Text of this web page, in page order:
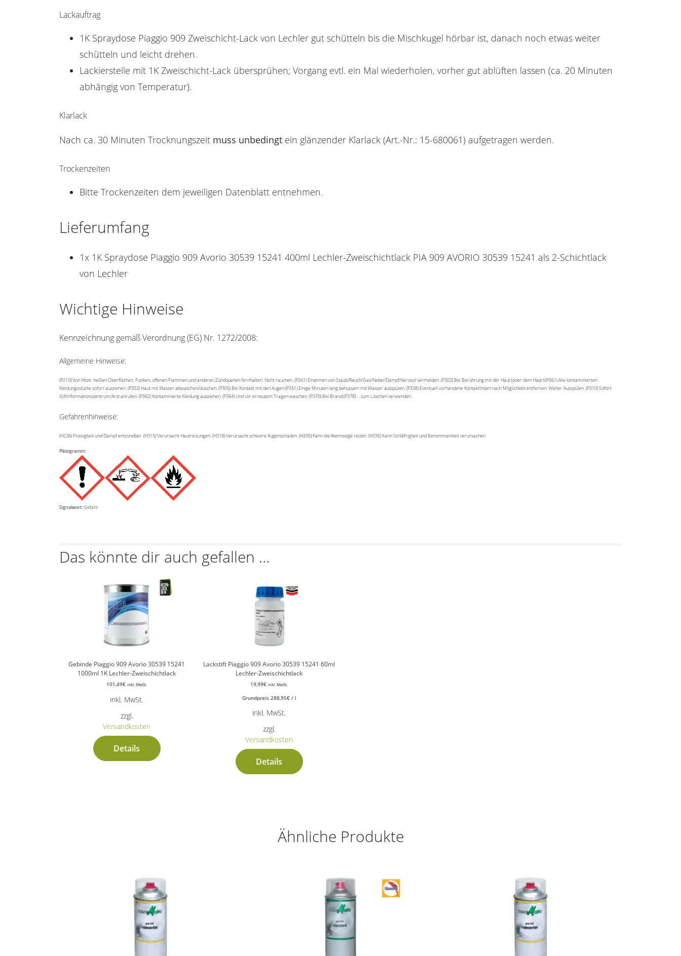
Lackauftrag
1K Spraydose Piaggio 909 Zweischicht-Lack von Lechler gut schütteln bis die Mischkugel hörbar ist, danach noch etwas weiter
schütteln und leicht drehen.
Lackierstelle mit 1K Zweischicht-Lack übersprühen; Vorgang evtl. ein Mal wiederholen, vorher gut ablüften lassen (ca. 20 Minuten
abhängig von Temperatur).
Klarlack
Nach ca. 30 Minuten Trocknungszeit muss unbedingt ein glänzender Klarlack (Art.-Nr.: 15-680061) aufgetragen werden.
Trockenzeiten
Bitte Trockenzeiten dem jeweiligen Datenblatt entnehmen.
Lieferumfang
1x 1K Spraydose Piaggio 909 Avorio 30539 15241 400ml Lechler-Zweischichtlack PIA 909 AVORIO 30539 15241 als 2-Schichtlack
von Lechler
Wichtige Hinweise
Kennzeichnung gemäß Verordnung (EG) Nr. 1272/2008:
Allgemeine Hinweise:
(P210) Von Hitze, heißen Oberflächen, Funken, offenen Flammen und anderen Zündquellen fernhalten. Nicht rauchen. (P261) Einatmen von Staub/Rauch/Gas/Nebel/Dampf/Aerosol vermeiden. (P303) Bei Berührung mit der Haut (oder dem Haar):(P361) Alle kontaminierten
Kleidungsstücke sofort ausziehen. (P353) Haut mit Wasser abwaschen/duschen. (P305) Bei Kontakt mit den Augen:(P351) Einige Minuten lang behutsam mit Wasser ausspülen. (P338) Eventuell vorhandene Kontaktlinsen nach Möglichkeit entfernen. Weiter Ausspülen. (P310) Sofort
Giftinformationszentrum/Arzt anrufen. (P362) Kontaminierte Kleidung ausziehen. (P364) Und vor erneutem Tragen waschen. (P370) Bei Brand:(P378) … zum Löschen verwenden.
Gefahrenhinweise:
(H226) Flüssigkeit und Dampf entzündbar. (H315) Verursacht Hautreizungen. (H318) Verursacht schwere Augenschäden. (H335) Kann die Atemwege reizen. (H336) Kann Schläfrigkeit und Benommenheit verursachen.
Piktogramm:
Signalwort:Gefahr
Das könnte dir auch gefallen …
Gebinde Piaggio 909 Avorio 30539 15241
1000ml 1K Lechler-Zweischichtlack
101,49€ inkl. MwSt.
inkl. MwSt.
zzgl.
Versandkosten
Details
Lackstift Piaggio 909 Avorio 30539 15241 60ml
Lechler-Zweischichtlack
19,99€ inkl. MwSt.
Grundpreis 288,95€/ l
inkl. MwSt.
zzgl.
Versandkosten
Details
Ähnliche Produkte